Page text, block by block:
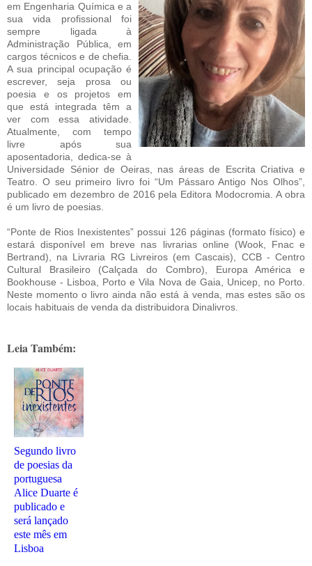
em Engenharia Química e a
sua vida profissional foi
sempre ligada à
Administração Pública, em
cargos técnicos e de chefia.
A sua principal ocupação é
escrever, seja prosa ou
poesia e os projetos em
que está integrada têm a
ver com essa atividade.
Atualmente, com tempo
livre após sua
aposentadoria, dedica-se à
Universidade Sénior de Oeiras, nas áreas de Escrita Criativa e
Teatro. O seu primeiro livro foi “Um Pássaro Antigo Nos Olhos”,
publicado em dezembro de 2016 pela Editora Modocromia. A obra
é um livro de poesias.
“Ponte de Rios Inexistentes” possui 126 páginas (formato físico) e
estará disponível em breve nas livrarias online (Wook, Fnac e
Bertrand), na Livraria RG Livreiros (em Cascais), CCB - Centro
Cultural Brasileiro (Calçada do Combro), Europa América e
Bookhouse - Lisboa, Porto e Vila Nova de Gaia, Unicep, no Porto.
Neste momento o livro ainda não está à venda, mas estes são os
locais habituais de venda da distribuidora Dinalivros.
Leia Também:
Segundo livro
de poesias da
portuguesa
Alice Duarte é
publicado e
será lançado
este mês em
Lisboa